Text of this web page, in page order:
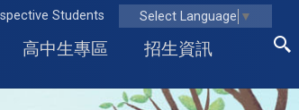
Students Select Language ▼
高中生專區 招生資訊